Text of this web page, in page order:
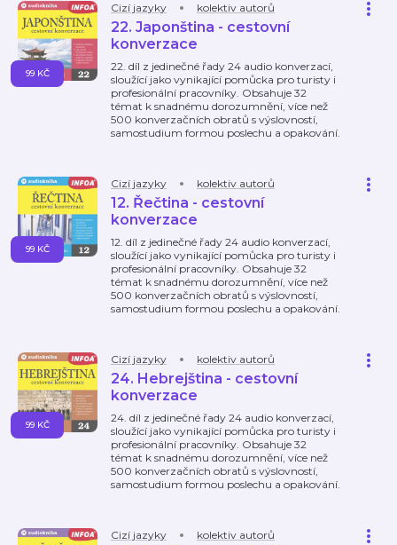
Cizí jazyky kolektiv autorů
22. Japonština - cestovní
konverzace
22. díl z jedinečné řady 24 audio konverzací,
sloužící jako vynikající pomůcka pro turisty i
profesionální pracovníky. Obsahuje 32
témat k snadnému dorozumnění, více než
500 konverzačních obratů s výslovností,
samostudium formou poslechu a opakování.
99 KČ
Cizí jazyky kolektiv autorů
12. Řečtina - cestovní
konverzace
12. díl z jedinečné řady 24 audio konverzací,
sloužící jako vynikající pomůcka pro turisty i
profesionální pracovníky. Obsahuje 32
témat k snadnému dorozumnění, více než
500 konverzačních obratů s výslovností,
samostudium formou poslechu a opakování.
99 KČ
Cizí jazyky kolektiv autorů
24. Hebrejština - cestovní
konverzace
24. díl z jedinečné řady 24 audio konverzací,
sloužící jako vynikající pomůcka pro turisty i
profesionální pracovníky. Obsahuje 32
témat k snadnému dorozumnění, více než
500 konverzačních obratů s výslovností,
samostudium formou poslechu a opakování.
99 KČ
Cizí jazyky kolektiv autorů